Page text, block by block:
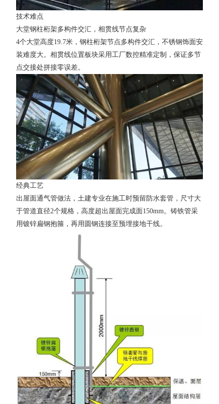
技术难点
大堂钢柱桁架多构件交汇，相贯线节点复杂
4个大堂高度19.7米，钢柱桁架节点多构件交汇，不锈钢饰面安
装难度大。相贯线位置板块采用工厂数控精准定制，保证多节
点交接处拼接零误差。
经典工艺
出屋面通气管做法，土建专业在施工时预留防水套管，尺寸大
于管道直径2个规格，高度超出屋面完成面150mm。铸铁管采
用镀锌扁钢抱箍，再用圆钢连接至预埋接地干线。